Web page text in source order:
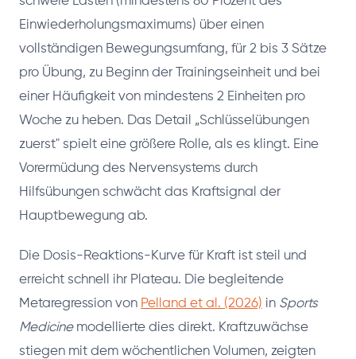
Einwiederholungsmaximums) über einen
vollständigen Bewegungsumfang, für 2 bis 3 Sätze
pro Übung, zu Beginn der Trainingseinheit und bei
einer Häufigkeit von mindestens 2 Einheiten pro
Woche zu heben. Das Detail „Schlüsselübungen
zuerst" spielt eine größere Rolle, als es klingt. Eine
Vorermüdung des Nervensystems durch
Hilfsübungen schwächt das Kraftsignal der
Hauptbewegung ab.
Die Dosis-Reaktions-Kurve für Kraft ist steil und
erreicht schnell ihr Plateau. Die begleitende
Metaregression von Pelland et al. (2026) in Sports
Medicinemodellierte dies direkt. Kraftzuwächse
stiegen mit dem wöchentlichen Volumen, zeigten